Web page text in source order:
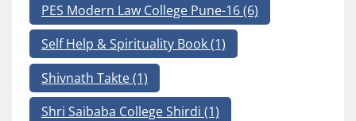
PES Modern Law College Pune-16(6)
Self Help & Spirituality Book(1)
Shivnath Takte(1)
Shri Saibaba College Shirdi (1)